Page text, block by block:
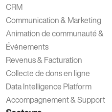
CRM
Communication & Marketing
Animation de communauté &
Événements
Revenus & Facturation
Collecte de dons en ligne
Data Intelligence Platform
Accompagnement & Support